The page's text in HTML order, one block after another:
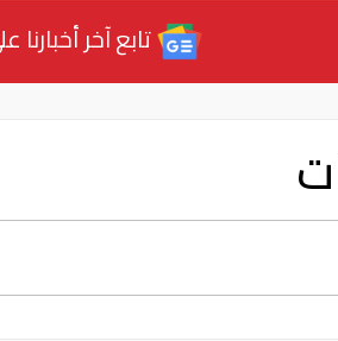
تابع آخر